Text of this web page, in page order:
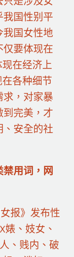
国性别平
我国女性地
仅要体现在
在经济上
各种细节
求，对家暴
到完美，才
、安全的社
禁用词，网
报》发布性
婊、妓女、
、贱内、破